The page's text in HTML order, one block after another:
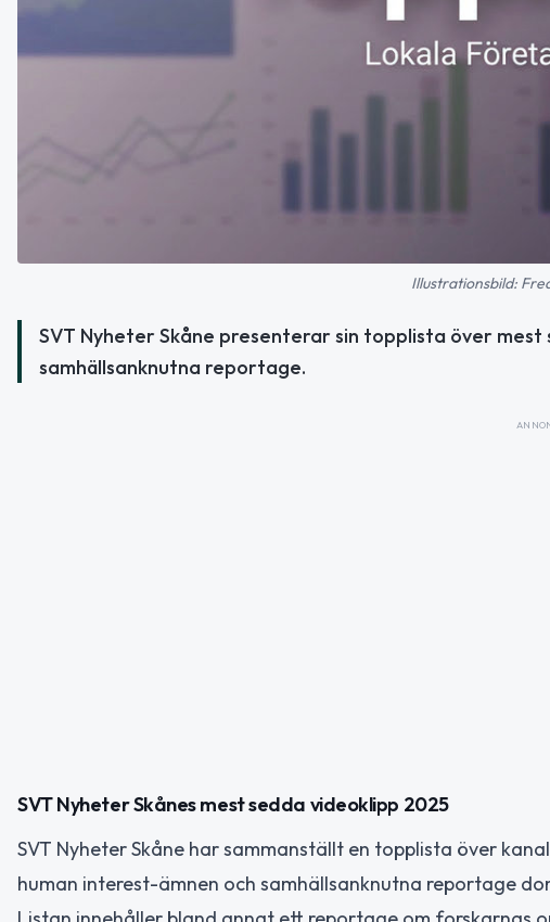
Illustrationsbild:
SVT Nyheter Skåne presenterar sin topplista över
samhällsanknutna reportage.
SVT Nyheter Skånes mest sedda videoklipp 2025
SVT Nyheter Skåne har sammanställt en topplista över
human interest-ämnen och samhällsanknutna reportage